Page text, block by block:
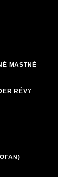
MASTNÉ
RÉVY